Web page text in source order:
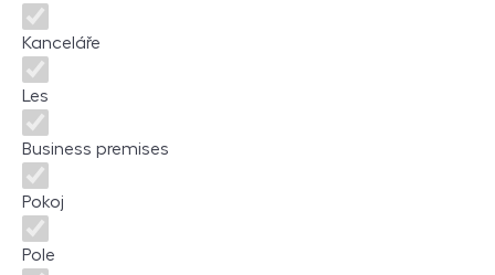
Kanceláře
Les
Business premises
Pokoj
Pole